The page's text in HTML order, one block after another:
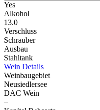
Yes
Alkohol
13.0
Verschluss
Schrauber
Ausbau
Stahltank
Wein Details
Weinbaugebiet
Neusiedlersee
DAC Wein
–